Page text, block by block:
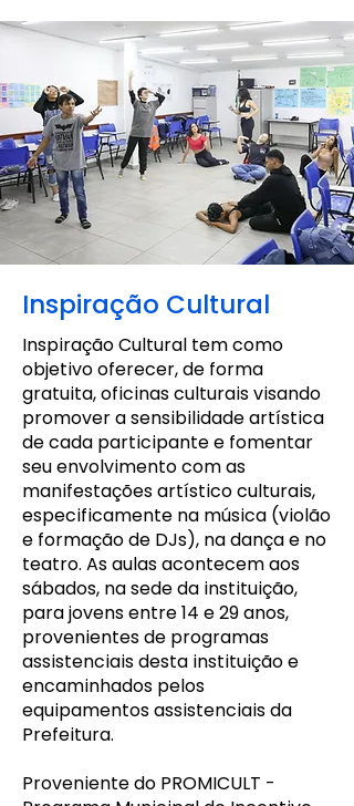
Inspiração Cultural
Inspiração Cultural tem como
objetivo oferecer, de forma
gratuita, oficinas culturais visando
promover a sensibilidade artística
de cada participante e fomentar
seu envolvimento com as
manifestações artístico culturais,
especificamente na música (violão
e formação de DJs), na dança e no
teatro. As aulas acontecem aos
sábados, na sede da instituição,
para jovens entre 14 e 29 anos,
provenientes de programas
assistenciais desta instituição e
encaminhados pelos
equipamentos assistenciais da
Prefeitura.
Proveniente do PROMICULT -